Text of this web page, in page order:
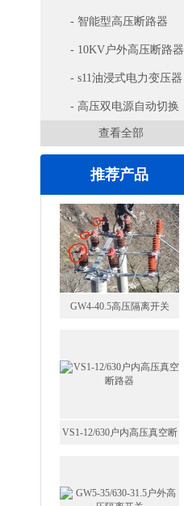
- 智能型高压断路器
- 10KV户外高压断路器
- s11油浸式电力变压器
- 高压双电源自动切换
查看全部
推荐产品
GW4-40.5高压隔离开关
VS1-12/630户内高压真空断